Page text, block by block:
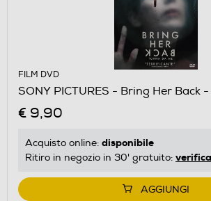
FILM DVD
SONY PICTURES - Bring Her Back
€ 9,90
Acquisto online: disponibile
Ritiro in negozio in 30' gratuito: verifica
AGGIUNGI